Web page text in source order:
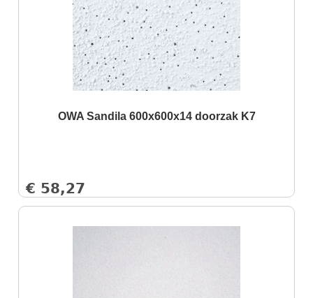
OWA Sandila 600x600x14 doorzak K7
€ 58,27